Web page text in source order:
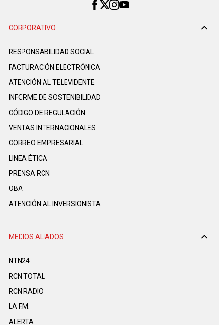
CORPORATIVO
RESPONSABILIDAD SOCIAL
FACTURACIÓN ELECTRÓNICA
ATENCIÓN AL TELEVIDENTE
INFORME DE SOSTENIBILIDAD
CÓDIGO DE REGULACIÓN
VENTAS INTERNACIONALES
CORREO EMPRESARIAL
LINEA ÉTICA
PRENSA RCN
OBA
ATENCIÓN AL INVERSIONISTA
MEDIOS ALIADOS
NTN24
RCN TOTAL
RCN RADIO
LA F.M.
ALERTA